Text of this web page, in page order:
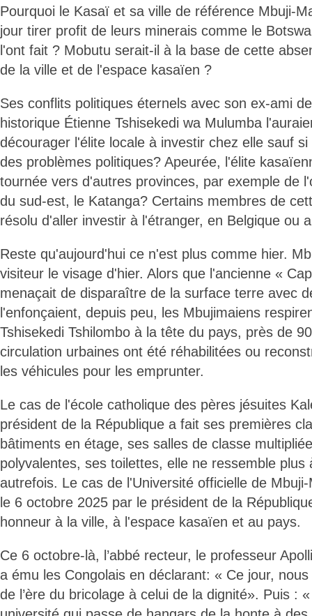
Pourquoi le Kasaï et sa ville de référence Mbuji-
jour tirer profit de leurs minerais comme le
l'ont fait ? Mobutu serait-il à la base de cette
de la ville et de l'espace kasaïen ?
Ses conflits politiques éternels avec son ex-ami
historique Étienne Tshisekedi wa Mulumba
décourager l'élite locale à investir chez elle sauf
des problèmes politiques? Apeurée, l'élite
tournée vers d'autres provinces, par exemple de
du sud-est, le Katanga? Certains membres de
résolu d'aller investir à l'étranger, en Belgique ou
Reste qu'aujourd'hui ce n'est plus comme hier.
visiteur le visage d'hier. Alors que l'ancienne «
menaçait de disparaître de la surface terre avec
l'enfonçaient, depuis peu, les Mbujimaiens
Tshisekedi Tshilombo à la tête du pays, près de
circulation urbaines ont été réhabilitées ou
les véhicules pour les emprunter.
Le cas de l'école catholique des pères jésuites
président de la République a fait ses premières
bâtiments en étage, ses salles de classe
polyvalentes, ses toilettes, elle ne ressemble plus
autrefois. Le cas de l'Université officielle de
le 6 octobre 2025 par le président de la
honneur à la ville, à l'espace kasaïen et au pays.
Ce 6 octobre-là, l’abbé recteur, le professeur
a ému les Congolais en déclarant: « Ce jour,
de l’ère du bricolage à celui de la dignité». Puis :